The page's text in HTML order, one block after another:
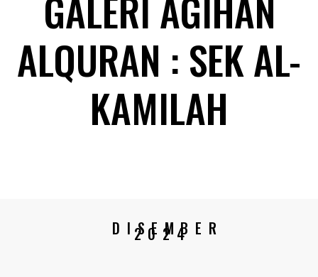
ALQURAN : SEK AL-
KAMILAH
DISEMBER
2024